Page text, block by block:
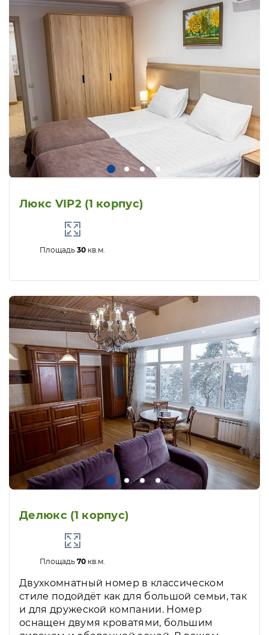
Люкс VIP2 (1 корпус)
Площадь30 кв.м.
Делюкс (1 корпус)
Площадь70 кв.м.
Двухкомнатный номер в классическом
стиле подойдёт как для большой семьи, так
и для дружеской компании. Номер
оснащен двумя кроватями, большим